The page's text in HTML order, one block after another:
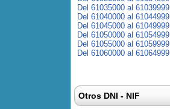
Del 61035000 al 61039999
Del 61040000 al 61044999
Del 61045000 al 61049999
Del 61050000 al 61054999
Del 61055000 al 61059999
Del 61060000 al 61064999
Otros DNI - NIF